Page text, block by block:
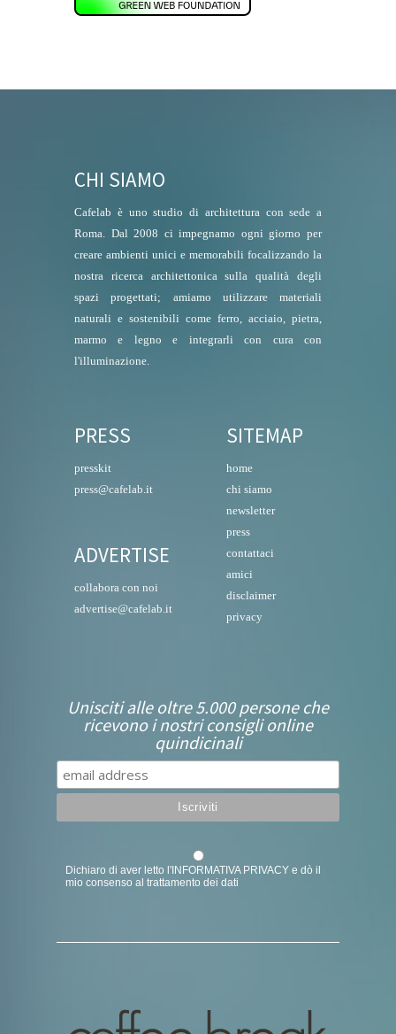
CHI SIAMO
Cafelab è uno studio di architettura con sede a
Roma. Dal 2008 ci impegnamo ogni giorno per
creare ambienti unici e memorabili focalizzando la
nostra ricerca architettonica sulla qualità degli
spazi progettati; amiamo utilizzare materiali
naturali e sostenibili come ferro, acciaio, pietra,
marmo e legno e integrarli con cura con
l'illuminazione.
PRESS
presskit
press@cafelab.it
ADVERTISE
collabora con noi
advertise@cafelab.it
SITEMAP
home
chi siamo
newsletter
press
contattaci
amici
disclaimer
privacy
Unisciti alle oltre 5.000 persone che
ricevono i nostri consigli online
quindicinali
Dichiaro di aver letto l' INFORMATIVA PRIVACY e dò il
mio consenso al trattamento dei dati